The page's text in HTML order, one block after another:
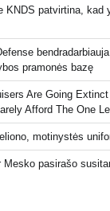
KNDS patvirtina,
pramonės bazę
Are Going
Afford The One
motinystės
Mesko pasirašo